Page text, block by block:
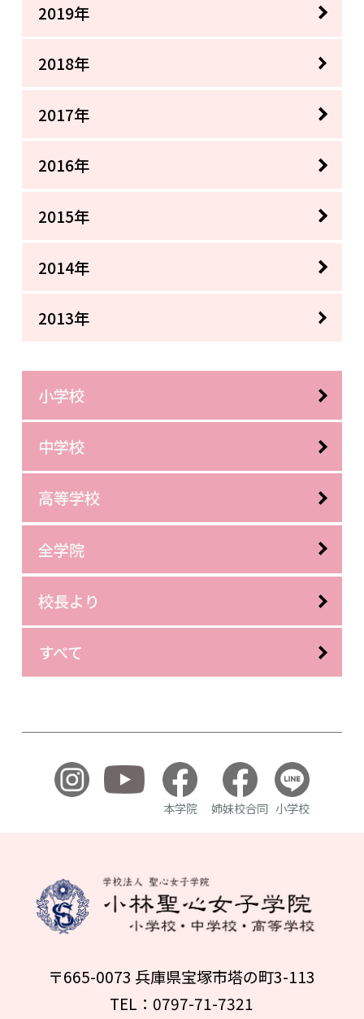
2019年
2018年
2017年
2016年
2015年
2014年
2013年
小学校
中学校
高等学校
全学院
校長より
すべて
本学院 姉妹校合同 小学校
〒665-0073 兵庫県宝塚市塔の町3-113
TEL：0797-71-7321